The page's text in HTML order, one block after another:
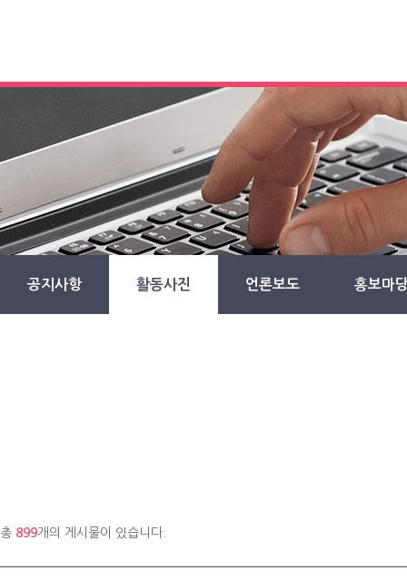
공지사항 활동사진 언론보도 홍보마
총 899개의 게시물이 있습니다.